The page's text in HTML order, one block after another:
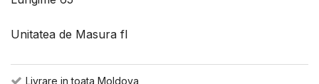
Unitatea de Masura fl
Livrare in toata Moldova